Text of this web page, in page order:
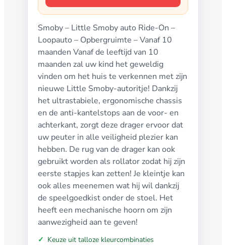
Smoby – Little Smoby auto Ride-On –
Loopauto – Opbergruimte – Vanaf 10
maanden Vanaf de leeftijd van 10
maanden zal uw kind het geweldig
vinden om het huis te verkennen met zijn
nieuwe Little Smoby-autoritje! Dankzij
het ultrastabiele, ergonomische chassis
en de anti-kantelstops aan de voor- en
achterkant, zorgt deze drager ervoor dat
uw peuter in alle veiligheid plezier kan
hebben. De rug van de drager kan ook
gebruikt worden als rollator zodat hij zijn
eerste stapjes kan zetten! Je kleintje kan
ook alles meenemen wat hij wil dankzij
de speelgoedkist onder de stoel. Het
heeft een mechanische hoorn om zijn
aanwezigheid aan te geven!
Keuze uit talloze kleurcombinaties